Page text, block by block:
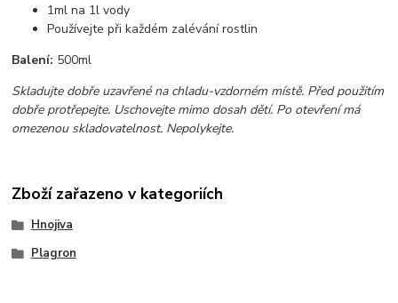
1ml na 1l vody
Používejte při každém zalévání rostlin
Balení: 500ml
Skladujte dobře uzavřené na chladu-vzdorném místě. Před použitím
dobře protřepejte. Uschovejte mimo dosah dětí. Po otevření má
omezenou skladovatelnost. Nepolykejte.
Zboží zařazeno v kategoriích
Hnojiva
Plagron